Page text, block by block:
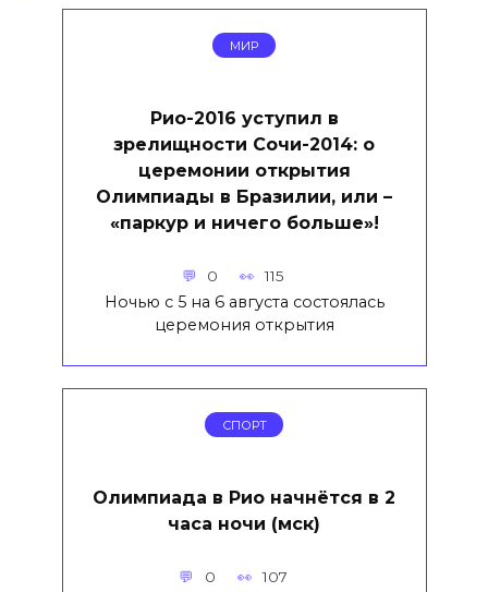
МИР
Рио-2016 уступил в
зрелищности Сочи-2014: о
церемонии открытия
Олимпиады в Бразилии, или –
«паркур и ничего больше»!
0 115
Ночью с 5 на 6 августа состоялась
церемония открытия
СПОРТ
Олимпиада в Рио начнётся в 2
часа ночи (мск)
0 107